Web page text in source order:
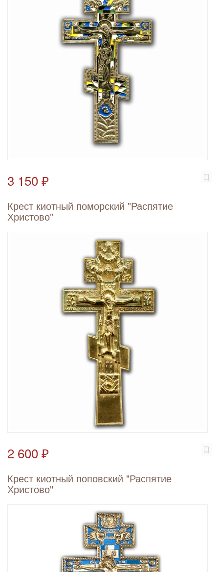
3 150 ₽
Крест киотный поморский "Распятие
Христово"
2 600 ₽
Крест киотный поповский "Распятие
Христово"